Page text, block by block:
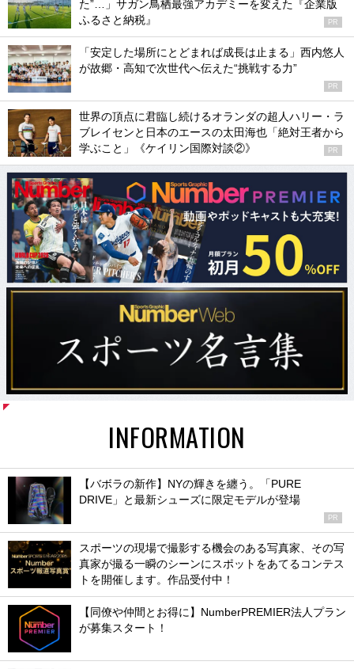
た”…」サガン鳥栖最強アカデミーを変えた『企業版
ふるさと納税』
PR
「安定した場所にとどまれば成長は止まる」西内悠人
が故郷・高知で次世代へ伝えた“挑戦する力”
PR
世界の頂点に君臨し続けるオランダの超人ハリー・ラ
ブレイセンと日本のエースの太田海也「絶対王者から
学ぶこと」《ケイリン国際対談②》
PR
INFORMATION
【バボラの新作】NYの輝きを纏う。「PURE
DRIVE」と最新シューズに限定モデルが登場
PR
スポーツの現場で撮影する機会のある写真家、その写
真家が撮る一瞬のシーンにスポットをあてるコンテス
トを開催します。作品受付中！
【同僚や仲間とお得に】NumberPREMIER法人プラン
が募集スタート！